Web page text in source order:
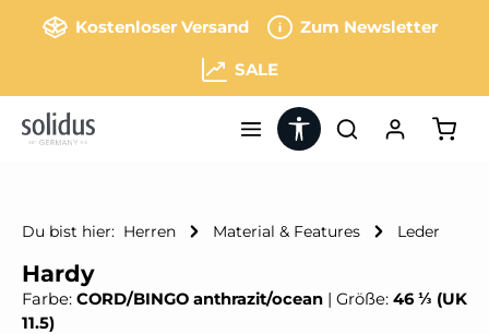
Zum Hauptinhalt springen
Kostenloser Versand Zum Newsletter
SALE
Werkzeugleiste anzeigen
Du bist hier: Herren Material & Features Leder
Hardy
Farbe: CORD/BINGO anthrazit/ocean | Größe: 46 ⅓ (UK
11.5)